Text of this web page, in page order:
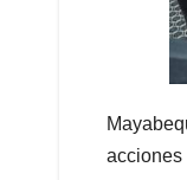
acciones